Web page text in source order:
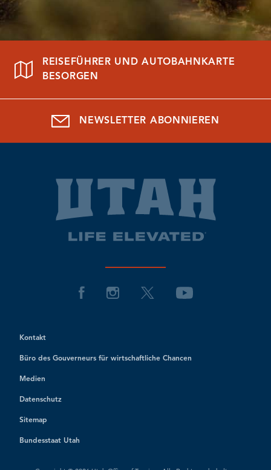
REISEFÜHRER UND AUTOBAHNKARTE
BESORGEN
NEWSLETTER ABONNIEREN
Kontakt
Büro des Gouverneurs für wirtschaftliche Chancen
Medien
Datenschutz
Sitemap
Bundesstaat Utah